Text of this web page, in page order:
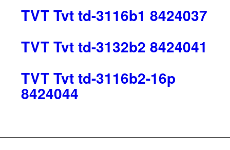
TVT Tvt td-3116b1 8424037
TVT Tvt td-3132b2 8424041
TVT Tvt td-3116b2-16p
8424044